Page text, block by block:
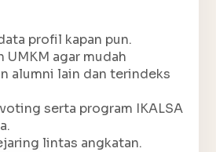
profil kapan pun.
UMKM agar mudah
alumni lain dan terindeks
serta program IKALSA
lintas angkatan.